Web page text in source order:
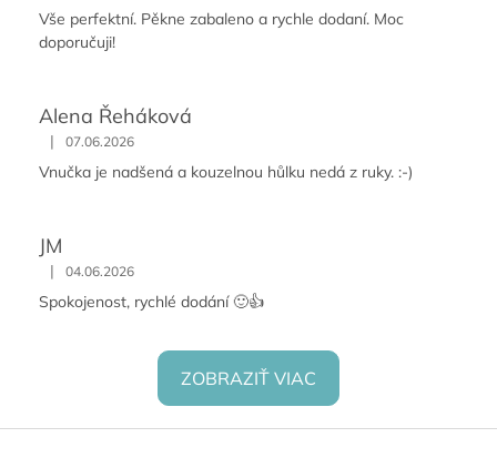
Vše perfektní. Pěkne zabaleno a rychle dodaní. Moc
doporučuji!
Alena Řeháková
| 07.06.2026
Vnučka je nadšená a kouzelnou hůlku nedá z ruky. :-)
JM
| 04.06.2026
Spokojenost, rychlé dodání 🙂👍
ZOBRAZIŤ VIAC
Z